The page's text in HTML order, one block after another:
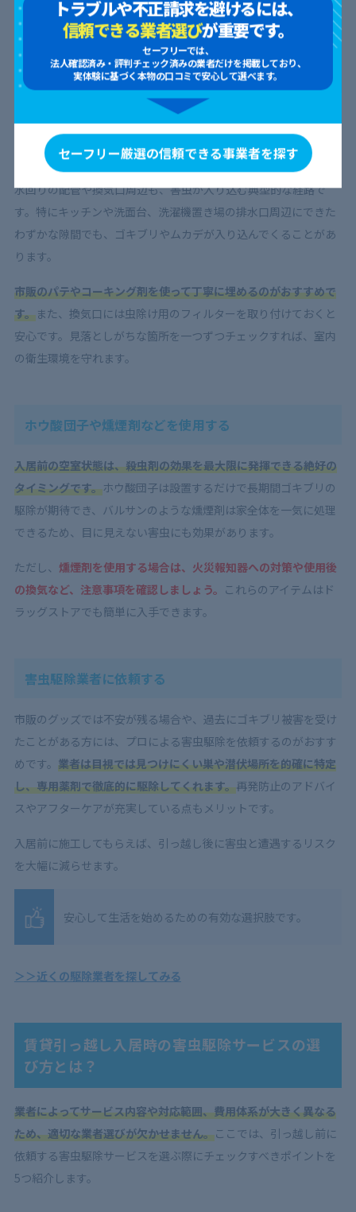
エアコンの虫対策ガイド！室外機や
ドレンホースからの侵入阻止・駆除
方法も徹底解説！
2025.01.29 2025.01.29
配管周りや換気口などの隙間を埋める
水回りの配管や換気口周辺も、害虫が入り込む典型的な経路で
す。特にキッチンや洗面台、洗濯機置き場の排水口周辺にできた
わずかな隙間でも、ゴキブリやムカデが入り込んでくることがあ
ります。
市販のパテやコーキング剤を使って丁寧に埋めるのがおすすめで
す。また、換気口には虫除け用のフィルターを取り付けておくと
安心です。見落としがちな箇所を一つずつチェックすれば、室内
の衛生環境を守れます。
ホウ酸団子や燻煙剤などを使用する
入居前の空室状態は、殺虫剤の効果を最大限に発揮できる絶好の
タイミングです。ホウ酸団子は設置するだけで長期間ゴキブリの
駆除が期待でき、バルサンのような燻煙剤は家全体を一気に処理
できるため、目に見えない害虫にも効果があります。
ただし、 燻煙剤を使用する場合は、火災報知器への対策や使用後
の換気など、注意事項を確認しましょう。 これらのアイテムはド
ラッグストアでも簡単に入手できます。
害虫駆除業者に依頼する
市販のグッズでは不安が残る場合や、過去にゴキブリ被害を受け
たことがある方には、プロによる害虫駆除を依頼するのがおすす
めです。 業者は目視では見つけにくい巣や潜伏場所を的確に特定
し、専用薬剤で徹底的に駆除してくれます。再発防止のアドバイ
スやアフターケアが充実している点もメリットです。
入居前に施工してもらえば、引っ越し後に害虫と遭遇するリスク
を大幅に減らせます。
安心して生活を始めるための有効な選択肢です。
＞＞近くの駆除業者を探してみる
賃貸引っ越し入居時の害虫駆除サービスの選
び方とは？
業者によってサービス内容や対応範囲、費用体系が大きく異なる
ため、適切な業者選びが欠かせません。ここでは、引っ越し前に
依頼する害虫駆除サービスを選ぶ際にチェックすべきポイントを
5つ紹介します。
トラブルや不正請求を避けるには、
信頼できる業者選びが重要です。
セーフリーでは、
法人確認済み・評判チェック済みの業者だけを掲載しており、
実体験に基づく本物の口コミで安心して選べます。
セーフリー厳選の信頼できる事業者を探す